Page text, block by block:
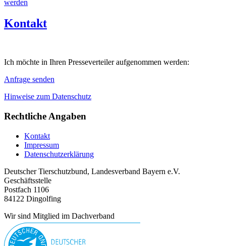
werden
Kontakt
Ich möchte in Ihren Presseverteiler aufgenommen werden:
Anfrage senden
Hinweise zum Datenschutz
Rechtliche Angaben
Kontakt
Impressum
Datenschutzerklärung
Deutscher Tierschutzbund, Landesverband Bayern e.V.
Geschäftsstelle
Postfach 1106
84122 Dingolfing
Wir sind Mitglied im Dachverband